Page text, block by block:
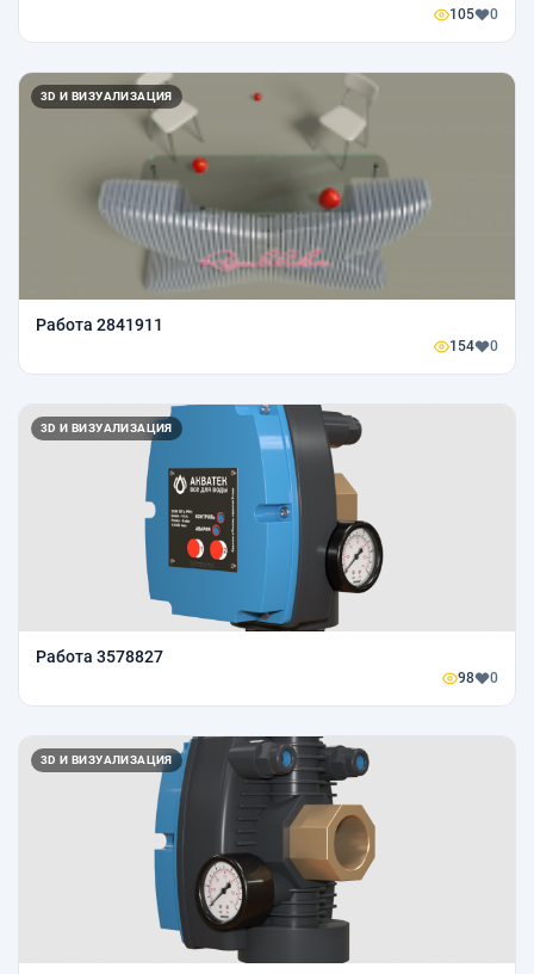
105 0
3D И ВИЗУАЛИЗАЦИЯ
Работа 2841911
154 0
3D И ВИЗУАЛИЗАЦИЯ
Работа 3578827
98 0
3D И ВИЗУАЛИЗАЦИЯ